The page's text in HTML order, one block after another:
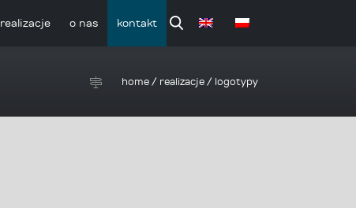
realizacje o nas kontakt
home/ realizacje/ logotypy